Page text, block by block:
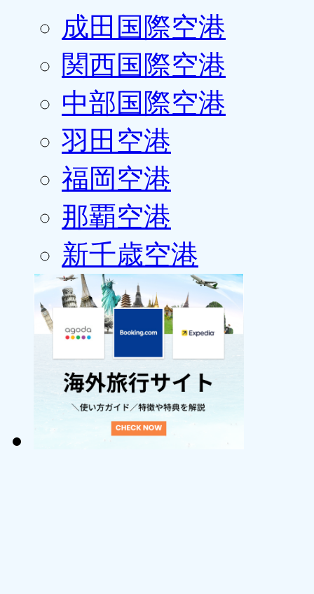
成田国際空港
関西国際空港
中部国際空港
羽田空港
福岡空港
那覇空港
新千歳空港